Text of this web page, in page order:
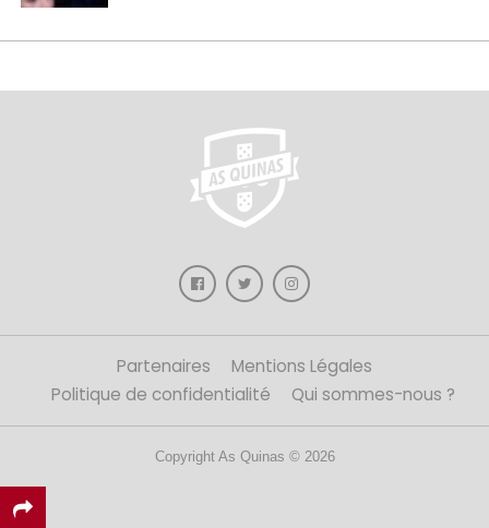
Partenaires
Mentions Légales
Politique de confidentialité
Qui sommes-nous ?
Copyright As Quinas © 2026